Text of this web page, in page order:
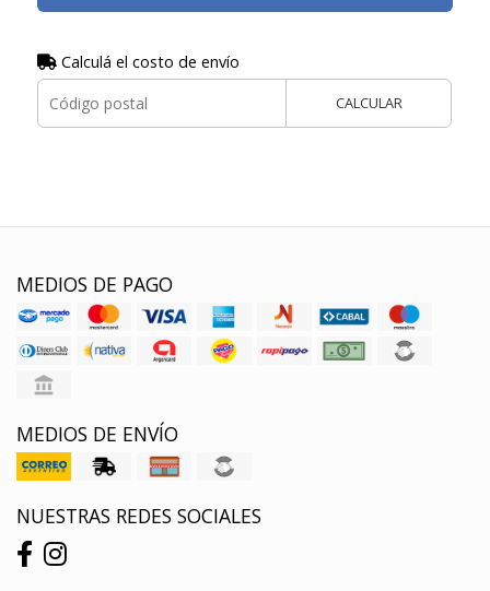
Calculá el costo de envío
CALCULAR
MEDIOS DE PAGO
MEDIOS DE ENVÍO
NUESTRAS REDES SOCIALES